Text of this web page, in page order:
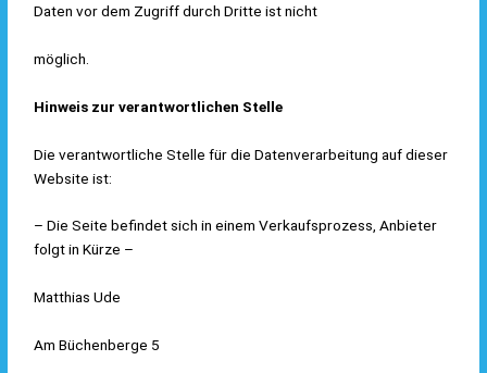
Daten vor dem Zugriff durch Dritte ist nicht
möglich.
Hinweis zur verantwortlichen Stelle
Die verantwortliche Stelle für die Datenverarbeitung auf dieser
Website ist:
– Die Seite befindet sich in einem Verkaufsprozess, Anbieter
folgt in Kürze –
Matthias Ude
Am Büchenberge 5